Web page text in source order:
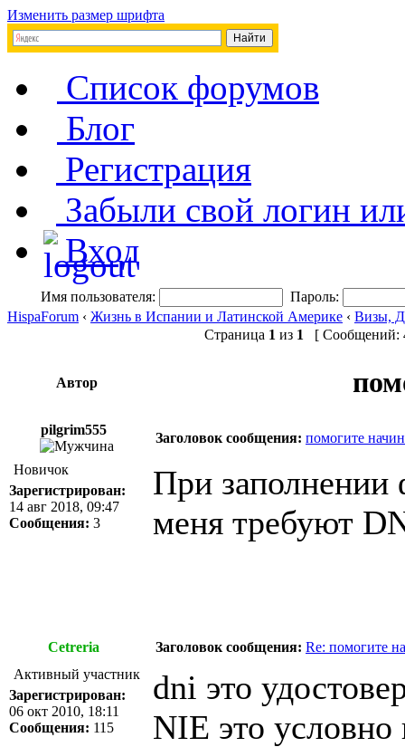
Изменить размер шрифта
Список форумов
Блог
Регистрация
Забыли свой логин
Вход
Имя пользователя:
Пароль:
HispaForum ‹ Жизнь в Испании и Латинской Америке ‹ Визы,
Страница 1 из 1 [ Сообщений:
Автор
pilgrim555
Заголовок сообщения: помогите
Новичок
Зарегистрирован:
14 авг 2018, 09:47
Сообщения: 3
При заполнении
меня требуют
Cetreria Заголовок сообщения: Re: помогите
Активный участник
Зарегистрирован:
06 окт 2010, 18:11
Сообщения: 115
dni это
NIE это